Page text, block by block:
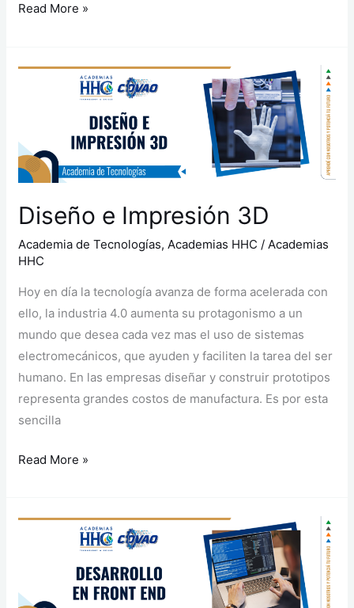
Read More »
Diseño e Impresión 3D
Academia de Tecnologías,Academias HHC /Academias
HHC
Hoy en día la tecnología avanza de forma acelerada con
ello, la industria 4.0 aumenta su protagonismo a un
mundo que desea cada vez mas el uso de sistemas
electromecánicos, que ayuden y faciliten la tarea del ser
humano. En las empresas diseñar y construir prototipos
representa grandes costos de manufactura. Es por esta
sencilla
3D
Read More »
End